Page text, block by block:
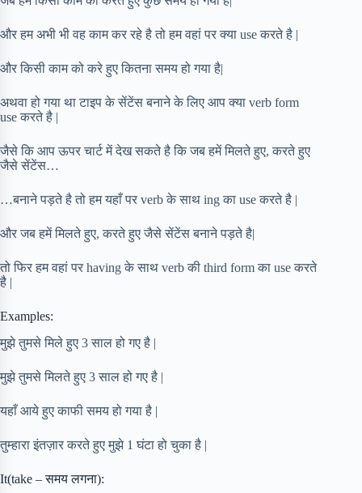
और हम अभी भी वह काम कर रहे है तो हम वहां पर क्या use करते है |
और किसी काम को करे हुए कितना समय हो गया है|
अथवा हो गया था टाइप के सेंटेंस बनाने के लिए आप क्या verb form
use करते है |
जैसे कि आप ऊपर चार्ट में देख सकते है कि जब हमें मिलते हुए, करते हुए
जैसे सेंटेंस…
…बनाने पड़ते है तो हम यहाँ पर verb के साथ ing का use करते है |
और जब हमें मिलते हुए, करते हुए जैसे सेंटेंस बनाने पड़ते है|
तो फिर हम वहां पर having के साथ verb की third form का use करते
है |
Examples:
मुझे तुमसे मिले हुए 3 साल हो गए है |
मुझे तुमसे मिलते हुए 3 साल हो गए है |
यहाँ आये हुए काफी समय हो गया है |
तुम्हारा इंतज़ार करते हुए मुझे 1 घंटा हो चुका है |
It(take – समय लगना):